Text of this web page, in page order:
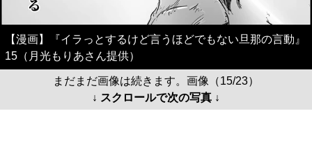
【漫画】『イラっとするけど言うほどでもない旦那の言動』
15（月光もりあさん提供）
まだまだ画像は続きます。画像（15/23）
↓ スクロールで次の写真 ↓